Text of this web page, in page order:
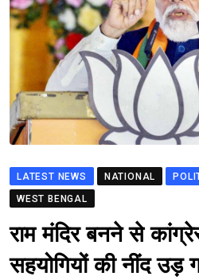
LATEST NEWS NATIONAL
WEST BENGAL
राम मंदिर बनने से
सहयोगियों की नींद